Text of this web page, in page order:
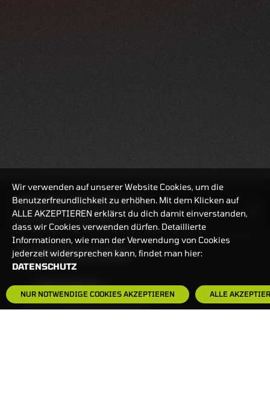
BANKEINSTELLUNGEN
HÄUFIG GESUCHT:
HANDELSZEIT
MO-FR: 7:30-23 UHR
ZERTIFIKATE
8:00-22 UHR
Wir verwenden auf unserer Website Cookies, um die
Benutzerfreundlichkeit zu erhöhen. Mit dem Klicken auf
ALLE AKZEPTIEREN erklärst du dich damit einverstanden,
dass wir Cookies verwenden dürfen. Detaillierte
Informationen, wie man der Verwendung von Cookies
jederzeit widersprechen kann, findet man hier:
DATENSCHUTZ
NUR NOTWENDIGE COOKIES AKZEPTIEREN ALLE